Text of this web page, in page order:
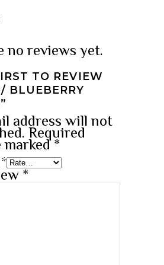
no reviews yet.
TO REVIEW
BLUEBERRY
address will not
Required
*
*
*